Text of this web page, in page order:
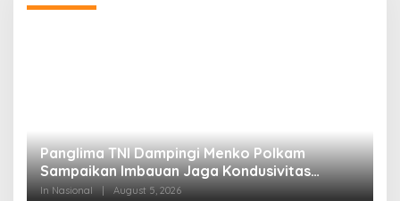
Panglima TNI Dampingi Menko Polkam
Sampaikan Imbauan Jaga Kondusivitas
Bangsa
In Nasional August 5, 2026